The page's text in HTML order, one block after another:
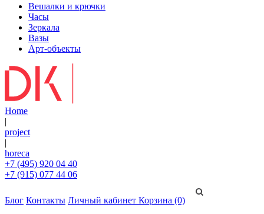
Вешалки и крючки
Часы
Зеркала
Вазы
Арт-объекты
Home
|
project
|
horeca
+7 (495) 920 04 40
+7 (915) 077 44 06
Блог Контакты Личный кабинет Корзина (0)